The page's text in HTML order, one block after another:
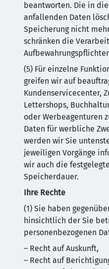
beantworten. Die in
anfallenden Daten
Speicherung nicht
schränken die
(5) Für einzelne
greifen wir auf
Kundenservicecenter,
Lettershops,
oder Werbeagenturen
Daten für werbliche
werden wir Sie
jeweiligen Vorgänge
wir auch die
Speicherdauer.
Ihre Rechte
(1) Sie haben
hinsichtlich der Sie
personenbezogenen
– Recht auf Auskunft,
– Recht auf